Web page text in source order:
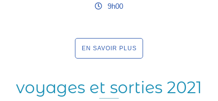
9h00
EN SAVOIR PLUS
voyages et sorties 2021